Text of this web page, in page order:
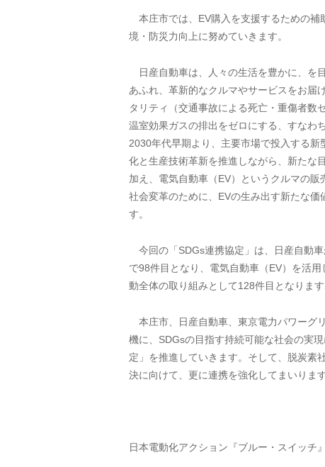
本庄市では、EV購入を支援するための補
境・防災力向上に努めていきます。
日産自動車は、人々の生活を豊かに、を
あふれ、革新的なクルマやサービスをお届
タリティ（交通事故による死亡・重傷者数
温室効果ガスの排出をゼロにする、すなわ
2030年代早期より、主要市場で投入する
化と生産技術革新を推進しながら、新たな
加え、電気自動車（EV）というクルマの
社会変革のために、EVの生み出す新たな
す。
今回の「SDGs連携協定」は、日産自動
で98件目となり、電気自動車（EV）を活
動全体の取り組みとして128件目となります
本庄市、日産自動車、東京電力パワーグ
機に、SDGsの目指す持続可能な社会の実
定」を推進していきます。そして、脱炭素
決に向けて、更に連携を強化してまいります
日本電動化アクション『ブルー・スイッチ